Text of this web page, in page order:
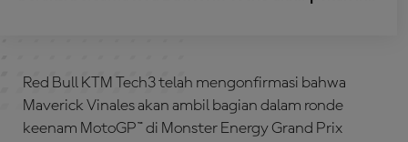
Red Bull KTM Tech3 telah mengonfirmasi bahwa
Maverick Vinales akan ambil bagian dalam ronde
keenam MotoGP™ di Monster Energy Grand Prix